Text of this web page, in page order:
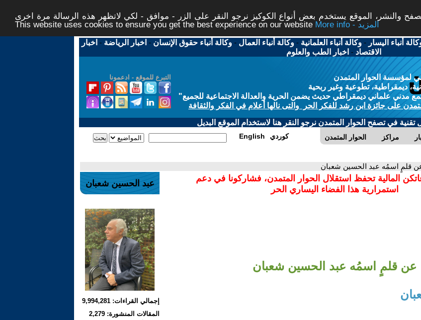
والنشر، الموقع يستخدم بعض أنواع الكوكيز نرجو النقر على الزر - موافق - لكي لاتظهر هذه الرسالة مرة اخرى -
This website uses cookies to ensure you get the best experience on our website
More info - المزيد
أنباء اليسار -وكالة أنباء العلمانية -وكالة أنباء العمال -وكالة أنباء حقوق الإنسان - اخبار الرياضة - اخبار
الاقتصاد - اخبار الطب والعلوم
التبرع للموقع - ادعمونا
لمؤسسة الحوار المتمدن
ديمقراطية، تطوعية وغير ربحية
مدني علماني ديمقراطي حديث يضمن الحرية والعدالة الاجتماعية للجميع"
على جائزة ابن رشد للفكر الحر والتى نالها أعلام في الفكر والثقافة
تقنية في تصفح الحوار المتمدن نرجو النقر هنا لاستخدام الموقع البديل
الحوار المتمدن مراكز English كوردي
قلمٍ اسمُه عبد الحسين شعبان
المالية تحفظ استقلال الحوار المتمدن، فشاركونا في دعم
استمرارية هذا الفضاء اليساري الحر
عن قلمٍ اسمُه عبد الحسين شعبان
عبد الحسين شعبان
إجمالي القراءات: 9,994,281
المقالات المنشورة: 2,279